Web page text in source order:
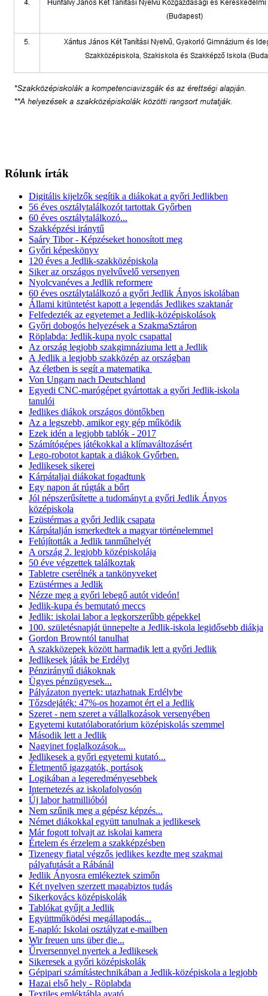
Rólunk írták
Digitális kijelzők segítik a diákokat a győri Jedlikben
56 éves osztálytalálkozót tartottak Győrben
60 éves osztálytalálkozó...
Szakképzési iránytű
Saáry Tibor - Képzéseket honosított meg
Győri képeskönyv
120 éves a Jedlik-szakközépiskola
Siker az országos nyelvűvelő versenyen
Nyolcvanéves a Jedlik reformere
60 éves osztálytalálkozó a győri Jedlik Ányos iskolában
Állami kitüntetést kapott a legendás Jedlikes szaktanár
Felfedezték az egyetemet a Jedlik-középiskolások
Győri dobogós helyezések a SzakmaSztáron
Röplabda: Jedlik-kupa nyolc csapattal
Az ország legjobb szakgimnáziuma lett a Jedlik
A Jedlik a legjobb szakközép az országban
Az életben is segít a matematika
Von Ungarn nach Deutschland
Egyedi CNC-marógépet gyártottak a győri Jedlik-iskola
tanulói
Jedlikes diákok országos döntőkben
Az a legszebb, amikor egy gép működik
Ezek idén a legjobb tablók - 2017
Számítógépes játékokkal a klímaváltozásért
Lego-robotot kaptak a diákok Győrben.
Jedlikesek sikerei
Kárpátaljai diákokat fogadtunk
Egy napon át rúgták a bőrt
Jól népszerűsítette a tudományt a győri Jedlik Ányos
középiskola
Ezüstérmas a győri Jedlik csapata
Kárpátalján ismerkedtek a magyar történelemmel
Felújították a Jedlik tanműhelyét
A ország 2. legjobb középiskolája
50 éve végzettek találkoztak
Tabletre cserélnék a tankönyveket
Ezüstérmes a Jedlik
Nézze meg a győri lebegő autót videón!
Jedlik-kupa és bemutató meccs
Jedlik: iskolai labor a legkorszerűbb gépekkel
100. születésnapját ünnepelte a Jedlik-iskola legidősebb diákja
Gordon Browntól tanulhat
A szakközepek között harmadik lett a győri Jedlik
Jedlikesek játák be Erdélyt
Pénziránytű diákoknak
Ügyes pénzügyesek...
Pályázaton nyertek: utazhatnak Erdélybe
Tőzsdejáték: 47%-os hozamot ért el a Jedlik
Szeret - nem szeret a vállalkozások versenyében
Egyetemi kutatólaboratórium középiskolás szemmel
Második lett a Jedlik
Nagyinet foglalkozások...
Jedlikesek a győri egyetemi kutató...
Életmentő igazgatók, portások
Logikában a legeredményesebbek
Internetezés az iskolafolyosón
Új labor hatmillióból
Nem szűnik meg a gépész képzés...
Német diákokkal együtt tanulnak a jedlikesek
Már fogott tolvajt az iskolai kamera
Értelem és érzelem a szakképzésben
Tizenegy fiatal végzős jedlikes kezdte meg szakmai
pályafutását a Rábánál
Jedlik Ányosra emlékeztek szimőn
Két nyelven szerzett magabiztos tudás
Sikerkovács középiskolák
Tablókat gyűjt a Jedlik
Együttműködési megállapodás...
E-napló: Iskolai osztályzat e-mailben
Wir freuen uns über die...
Űrversennyel nyertek a Jedlikesek
Sikeresek a győri középiskolák
Gépipari számítástechnikában a Jedlik-középiskola a legjobb
Hazai első hely - Röplabda